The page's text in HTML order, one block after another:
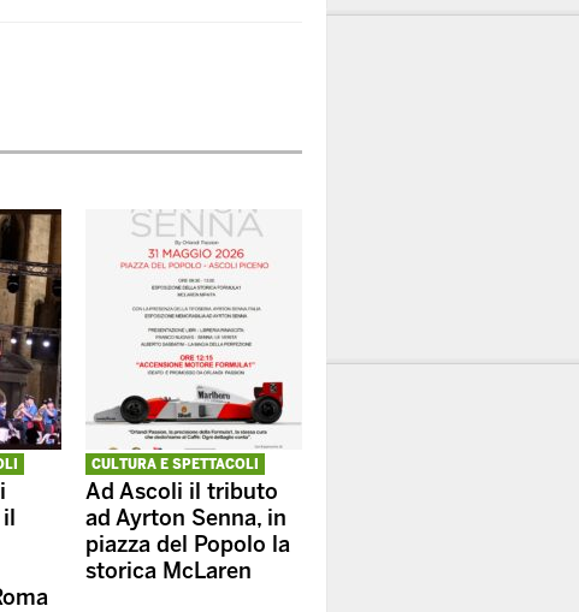
CULTURA E SPETTACOLI
Ad Ascoli il tributo
ad Ayrton Senna, in
piazza del Popolo la
storica McLaren